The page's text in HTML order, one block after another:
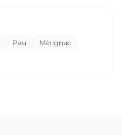
Pau
Mérignac